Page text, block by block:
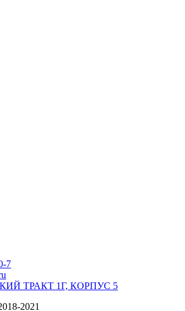
7
ТРАКТ 1Г, КОРПУС 5
2021